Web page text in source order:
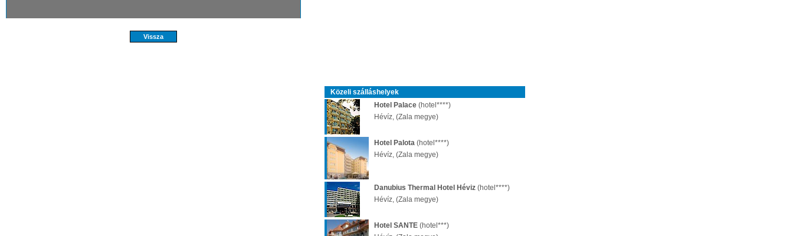
Közeli szálláshelyek
Hotel Palace (hotel****)
Hévíz, (Zala megye)
Hotel Palota (hotel****)
Hévíz, (Zala megye)
Danubius Thermal Hotel Héviz (hotel****)
Hévíz, (Zala megye)
Hotel SANTE (hotel***)